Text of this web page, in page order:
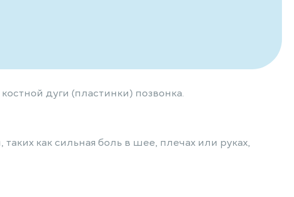
дуги (пластинки) позвонка.
как сильная боль в шее, плечах или руках,